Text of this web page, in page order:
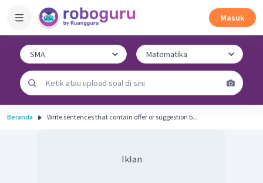
Masuk
Beranda Write sentences that contain offer or suggestion b...
Iklan